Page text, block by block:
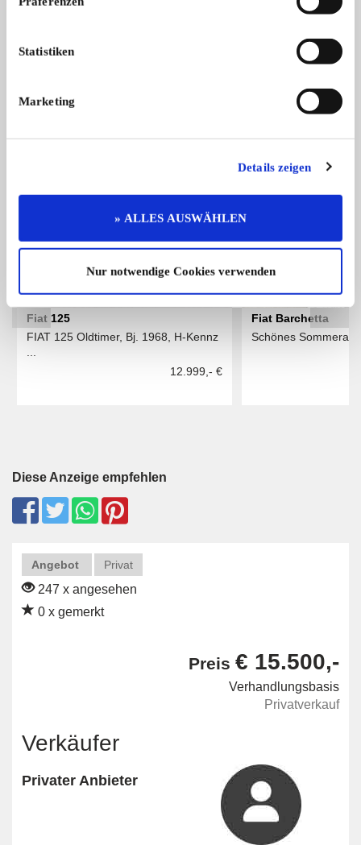
Statistiken
Marketing
Details zeigen
» ALLES AUSWÄHLEN
Nur notwendige Cookies verwenden
15.500,- €
ALLE ANZEIGEN
15
Fiat 125
FIAT 125 Oldtimer, Bj. 1968, H‑Kennz
12.999,- €
Fiat Barchetta
Schönes
Diese Anzeige empfehlen
Angebot Privat
247 x angesehen
0 x gemerkt
Preis € 15.500,-
Verhandlungsbasis
Privatverkauf
Verkäufer
Privater Anbieter